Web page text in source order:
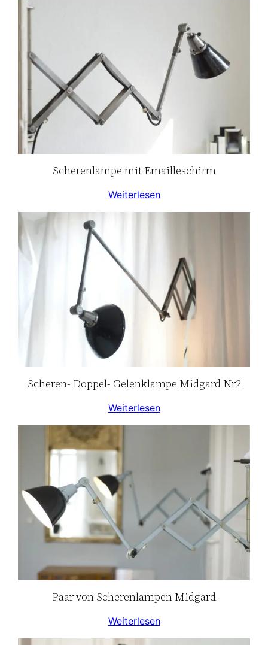
Scherenlampe mit Emailleschirm
Weiterlesen
Scheren- Doppel- Gelenklampe Midgard Nr2
Weiterlesen
Paar von Scherenlampen Midgard
Weiterlesen